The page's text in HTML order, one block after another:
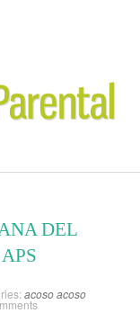
DEL
acosoacoso